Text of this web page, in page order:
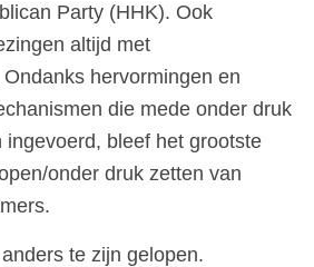
Party (HHK). Ook
altijd met
hervormingen en
die mede onder druk
ingevoerd, bleef het grootste
onder druk zetten van
te zijn gelopen.